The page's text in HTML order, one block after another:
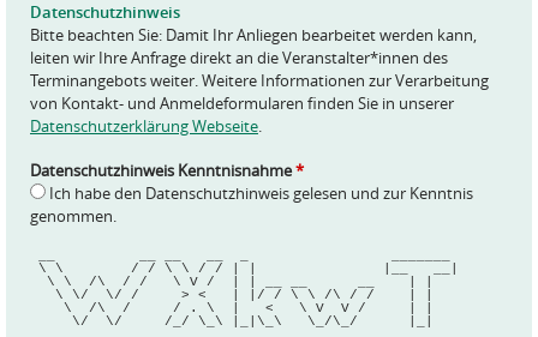
*
Datenschutzhinweis
Bitte beachten Sie: Damit Ihr Anliegen bearbeitet werden kann,
leiten wir Ihre Anfrage direkt an die Veranstalter*innen des
Terminangebots weiter. Weitere Informationen zur Verarbeitung
von Kontakt- und Anmeldeformularen finden Sie in unserer
Datenschutzerklärung Webseite.
Datenschutzhinweis Kenntnisnahme*
Ich habe den Datenschutzhinweis gelesen und zur Kenntnis
genommen.
\ \        / / \ \ / / | |               |__   __|
  \ \  /\  / /   \ V /  | | __ __      __    | |
   \ \/  \/ /     > <   | |/ / \ \ /\ / /    | |
    \  /\  /     / . \  |   <   \ V  V /     | |
     \/  \/     /_/ \_\ |_|\_\   \_/\_/      |_|